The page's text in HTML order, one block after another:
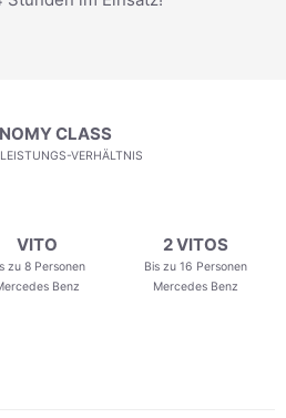
CLASS
VERHÄLTNIS
VITO
zu 8 Personen
Benz
2 VITOS
Bis zu 16 Personen
Mercedes Benz